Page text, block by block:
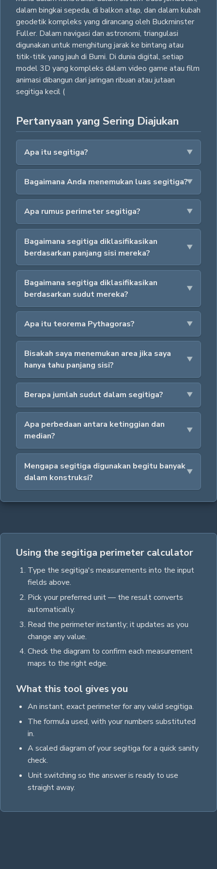
dalam bingkai sepeda, di balkon atap, dan dalam kubah
geodetik kompleks yang dirancang oleh Buckminster
Fuller. Dalam navigasi dan astronomi, triangulasi
digunakan untuk menghitung jarak ke bintang atau
titik-titik yang jauh di Bumi. Di dunia digital, setiap
model 3D yang kompleks dalam video game atau film
animasi dibangun dari jaringan ribuan atau jutaan
segitiga kecil (
Pertanyaan yang Sering Diajukan
Apa itu segitiga?
Bagaimana Anda menemukan luas segitiga?
Apa rumus perimeter segitiga?
Bagaimana segitiga diklasifikasikan
berdasarkan panjang sisi mereka?
Bagaimana segitiga diklasifikasikan
berdasarkan sudut mereka?
Apa itu teorema Pythagoras?
Bisakah saya menemukan area jika saya
hanya tahu panjang sisi?
Berapa jumlah sudut dalam segitiga?
Apa perbedaan antara ketinggian dan
median?
Mengapa segitiga digunakan begitu banyak
dalam konstruksi?
Using the segitiga perimeter calculator
Type the segitiga's measurements into the input
fields above.
Pick your preferred unit — the result converts
automatically.
Read the perimeterinstantly; it updates as you
change any value.
Check the diagram to confirm each measurement
maps to the right edge.
What this tool gives you
An instant, exactperimeterfor any valid segitiga.
The formula used, with your numbers substituted
in.
A scaled diagram of yoursegitiga for a quick sanity
check.
Unit switching so the answer is ready to use
straight away.